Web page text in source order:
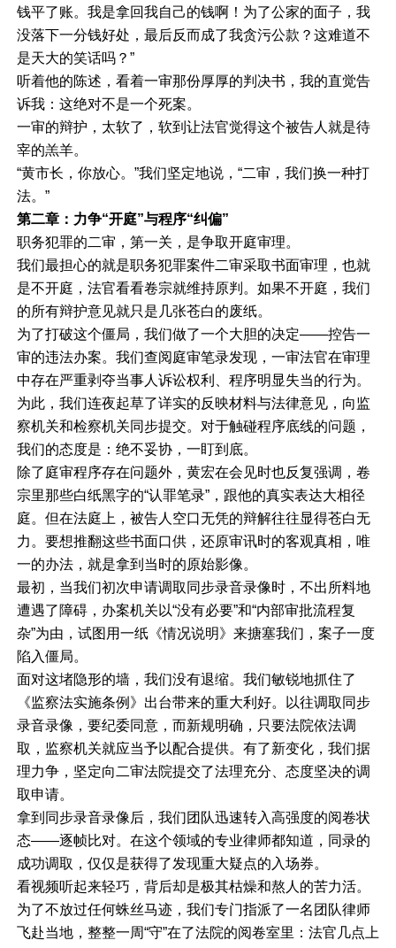
钱平了账。我是拿回我自己的钱啊！为了公家的面子，我
没落下一分钱好处，最后反而成了我贪污公款？这难道不
是天大的笑话吗？”
听着他的陈述，看着一审那份厚厚的判决书，我的直觉告
诉我：这绝对不是一个死案。
一审的辩护，太软了，软到让法官觉得这个被告人就是待
宰的羔羊。
“黄市长，你放心。”我们坚定地说，“二审，我们换一种打
法。”
第二章：力争“开庭”与程序“纠偏”
职务犯罪的二审，第一关，是争取开庭审理。
我们最担心的就是职务犯罪案件二审采取书面审理，也就
是不开庭，法官看看卷宗就维持原判。如果不开庭，我们
的所有辩护意见就只是几张苍白的废纸。
为了打破这个僵局，我们做了一个大胆的决定——控告一
审的违法办案。我们查阅庭审笔录发现，一审法官在审理
中存在严重剥夺当事人诉讼权利、程序明显失当的行为。
为此，我们连夜起草了详实的反映材料与法律意见，向监
察机关和检察机关同步提交。对于触碰程序底线的问题，
我们的态度是：绝不妥协，一盯到底。
除了庭审程序存在问题外，黄宏在会见时也反复强调，卷
宗里那些白纸黑字的“认罪笔录”，跟他的真实表达大相径
庭。但在法庭上，被告人空口无凭的辩解往往显得苍白无
力。要想推翻这些书面口供，还原审讯时的客观真相，唯
一的办法，就是拿到当时的原始影像。
最初，当我们初次申请调取同步录音录像时，不出所料地
遭遇了障碍，办案机关以“没有必要”和“内部审批流程复
杂”为由，试图用一纸《情况说明》来搪塞我们，案子一度
陷入僵局。
面对这堵隐形的墙，我们没有退缩。我们敏锐地抓住了
《监察法实施条例》出台带来的重大利好。以往调取同步
录音录像，要纪委同意，而新规明确，只要法院依法调
取，监察机关就应当予以配合提供。有了新变化，我们据
理力争，坚定向二审法院提交了法理充分、态度坚决的调
取申请。
拿到同步录音录像后，我们团队迅速转入高强度的阅卷状
态——逐帧比对。在这个领域的专业律师都知道，同录的
成功调取，仅仅是获得了发现重大疑点的入场券。
看视频听起来轻巧，背后却是极其枯燥和熬人的苦力活。
为了不放过任何蛛丝马迹，我们专门指派了一名团队律师
飞赴当地，整整一周“守”在了法院的阅卷室里：法官几点上